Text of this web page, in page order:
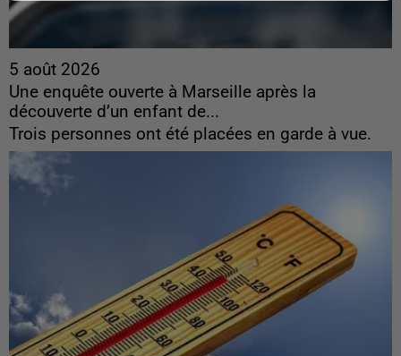
5 août 2026
Une enquête ouverte à Marseille après la
découverte d’un enfant de...
Trois personnes ont été placées en garde à vue.